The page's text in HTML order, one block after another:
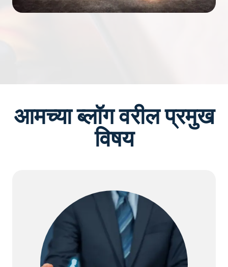
आमच्या ब्लॉग वरील प्रमुख
विषय